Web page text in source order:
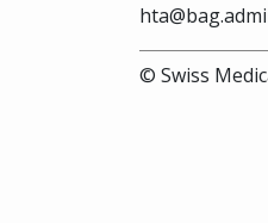
© Swiss